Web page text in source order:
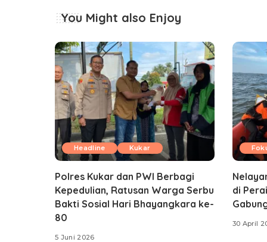
You Might also Enjoy
Headline Kukar
Polres Kukar dan PWI Berbagi
Kepedulian, Ratusan Warga Serbu
Bakti Sosial Hari Bhayangkara ke-
80
5 Juni 2026
di
30 April